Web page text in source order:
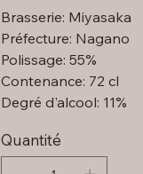
Brasserie: Miyasaka
Préfecture: Nagano
Polissage: 55%
Contenance: 72 cl
Degré d'alcool: 11%
Quantité